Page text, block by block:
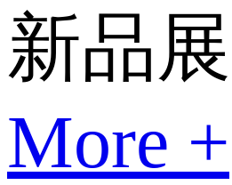
新品
More +